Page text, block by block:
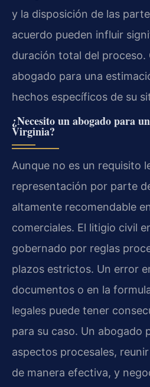
y la disposición de las
acuerdo pueden influir
duración total del proceso.
abogado para una
hechos específicos de su
¿Necesito un abogado para
Virginia?
Aunque no es un requisito
representación por parte
altamente recomendable
comerciales. El litigio civil
gobernado por reglas
plazos estrictos. Un error
documentos o en la
legales puede tener
para su caso. Un abogado
aspectos procesales,
de manera efectiva, y